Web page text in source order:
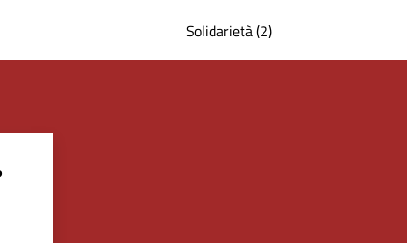
Solidarietà (2)